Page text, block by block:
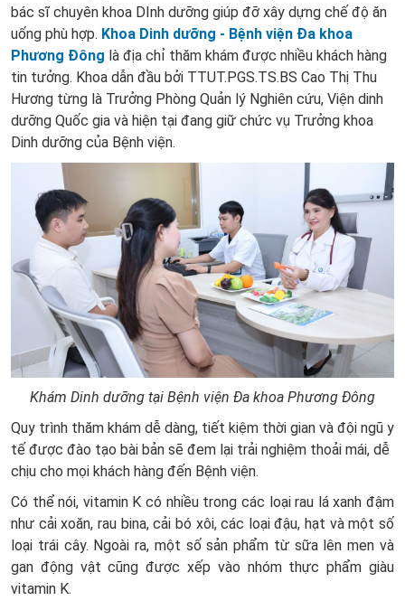
bác sĩ chuyên khoa DInh dưỡng giúp đỡ xây dựng chế độ ăn
uống phù hợp. Khoa Dinh dưỡng - Bệnh viện Đa khoa
Phương Đông là địa chỉ thăm khám được nhiều khách hàng
tin tưởng. Khoa dẫn đầu bởi TTUT.PGS.TS.BS Cao Thị Thu
Hương từng là Trưởng Phòng Quản lý Nghiên cứu, Viện dinh
dưỡng Quốc gia và hiện tại đang giữ chức vụ Trưởng khoa
Dinh dưỡng của Bệnh viện.
Khám Dinh dưỡng tại Bệnh viện Đa khoa Phương Đông
Quy trình thăm khám dễ dàng, tiết kiệm thời gian và đội ngũ y
tế được đào tạo bài bản sẽ đem lại trải nghiệm thoải mái, dễ
chịu cho mọi khách hàng đến Bệnh viện.
Có thể nói, vitamin K có nhiều trong các loại rau lá xanh đậm
như cải xoăn, rau bina, cải bó xôi, các loại đậu, hạt và một số
loại trái cây. Ngoài ra, một số sản phẩm từ sữa lên men và
gan động vật cũng được xếp vào nhóm thực phẩm giàu
vitamin K.